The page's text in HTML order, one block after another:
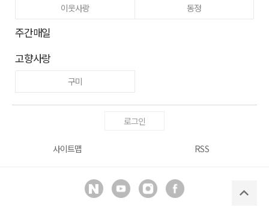
이웃사랑
동정
주간매일
고향사랑
구미
로그인
사이트맵 RSS